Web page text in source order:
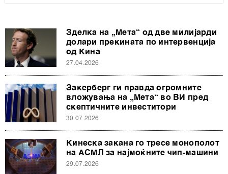
Зделка на „Мета“ од две милијарди
долари прекината по интервенција
од Кина
27.04.2026
Закерберг ги правда огромните
вложувања на „Мета“ во ВИ пред
скептичните инвеститори
30.07.2026
Кинеска закана го тресе монополот
на АСМЛ за најмоќните чип-машини
29.07.2026